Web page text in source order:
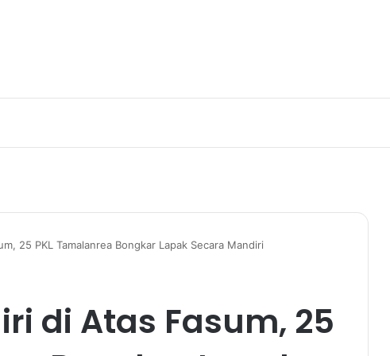
25 PKL Tamalanrea Bongkar Lapak Secara Mandiri
di Atas Fasum, 25